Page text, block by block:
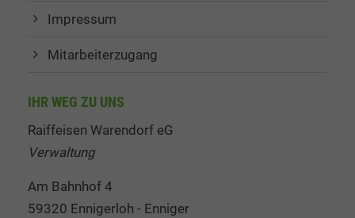
Impressum
Mitarbeiterzugang
IHR WEG ZU UNS
Raiffeisen Warendorf eG
Verwaltung
Am Bahnhof 4
59320 Ennigerloh - Enniger